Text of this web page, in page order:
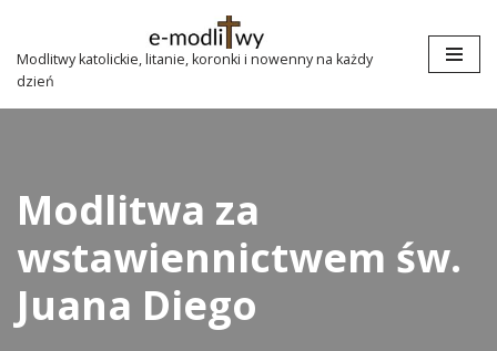
Przejdź
do
treści
Modlitwy katolickie, litanie, koronki i nowenny na każdy
dzień
Modlitwa za
wstawiennictwem św.
Juana Diego